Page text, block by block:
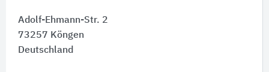
Adolf-Ehmann-Str. 2
73257 Köngen
Deutschland